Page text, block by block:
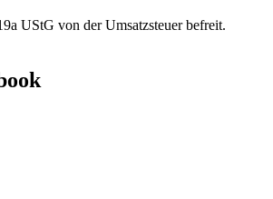
UStG von der Umsatzsteuer befreit.